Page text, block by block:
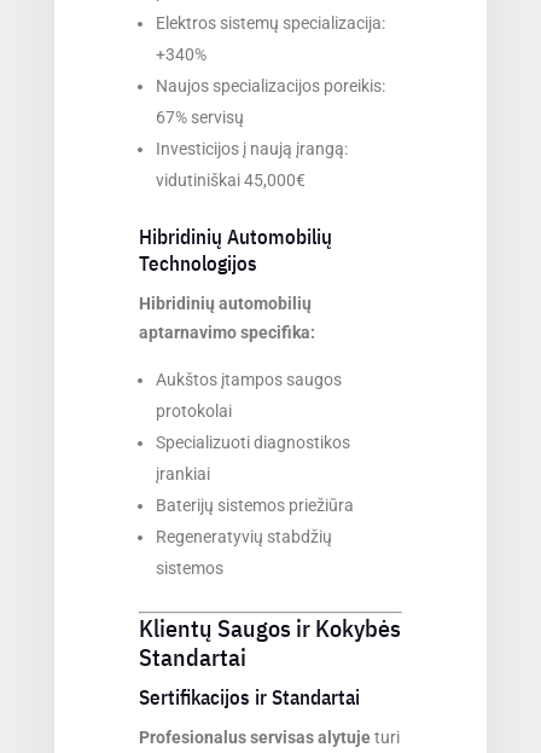
Elektros sistemų specializacija:
+340%
Naujos specializacijos poreikis:
67% servisų
Investicijos į naują įrangą:
vidutiniškai 45,000€
Hibridinių Automobilių
Technologijos
Hibridinių automobilių
aptarnavimo specifika:
Aukštos įtampos saugos
protokolai
Specializuoti diagnostikos
įrankiai
Baterijų sistemos priežiūra
Regeneratyvių stabdžių
sistemos
Klientų Saugos ir Kokybės
Standartai
Sertifikacijos ir Standartai
Profesionalus servisas alytujeturi